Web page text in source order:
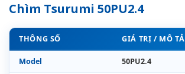
Chìm Tsurumi 50PU2.4
THÔNG SỐ GIÁ TRỊ / MÔ TẢ
Model 50PU2.4